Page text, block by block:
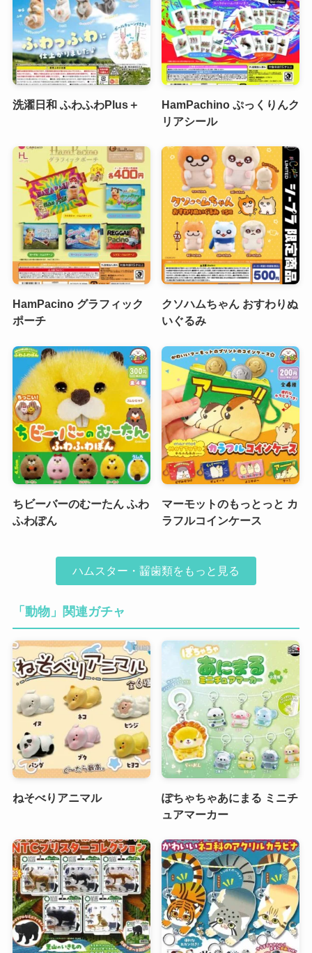
洗濯日和 ふわふわPlus＋
HamPachino ぷっくりんク
リアシール
HamPacino グラフィック
ポーチ
クソハムちゃん おすわりぬ
いぐるみ
ちビーバーのむーたん ふわ
ふわぽん
マーモットのもっとっと カ
ラフルコインケース
ハムスター・齧歯類をもっと見る
「動物」関連ガチャ
ねそべりアニマル
ぽちゃちゃあにまる ミニチ
ュアマーカー